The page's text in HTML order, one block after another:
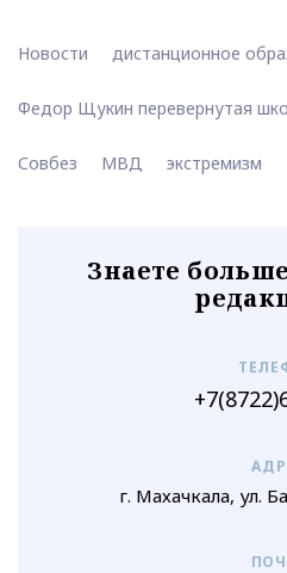
Новости дистанционное
Федор Щукин перевернутая
Совбез МВД экстремизм
Знаете
г. Махачкала, ул.